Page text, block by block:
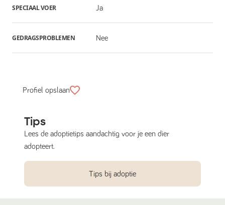
SPECIAAL VOER Ja
GEDRAGSPROBLEMEN Nee
Profiel opslaan
Tips
Lees de adoptietips aandachtig voor je een dier
adopteert.
Tips bij adoptie